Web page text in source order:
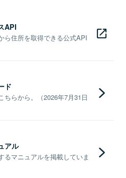
API
ら住所を取得できる公式API
ド
ちらから。（2026年7月31日
アル
るマニュアルを掲載していま